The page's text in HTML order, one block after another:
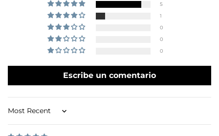
5
1
0
0
0
Escribe un comentario
Sort by